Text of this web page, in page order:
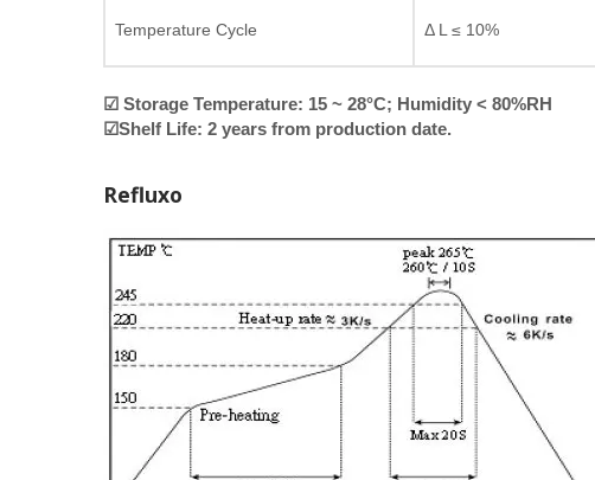
Temperature Cycle Δ L ≤ 10%
☑ Storage Temperature: 15 ~ 28°C; Humidity < 80%RH
☑Shelf Life: 2 years from production date.
Refluxo